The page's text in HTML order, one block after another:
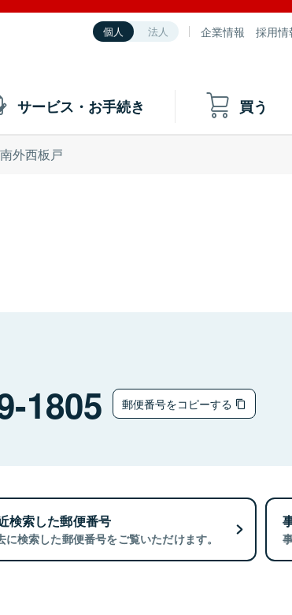
個人 法人 企業情報 採用情
サービス・お手続き 買う
南外西板戸
1805 郵便番号をコピーする
検索した郵便番号
に検索した郵便番号をご覧いただけます。